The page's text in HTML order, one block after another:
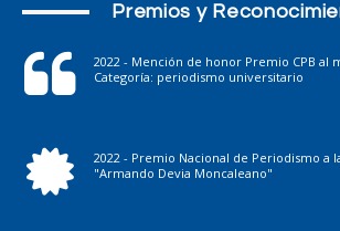
Premios y
2022 - Mención de honor Premio CPB al
Categoría: periodismo universitario
2022 - Premio Nacional de Periodismo a
"Armando Devia Moncaleano"